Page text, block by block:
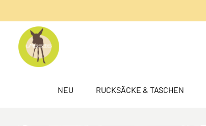
NEU RUCKSÄCKE & TASCHEN